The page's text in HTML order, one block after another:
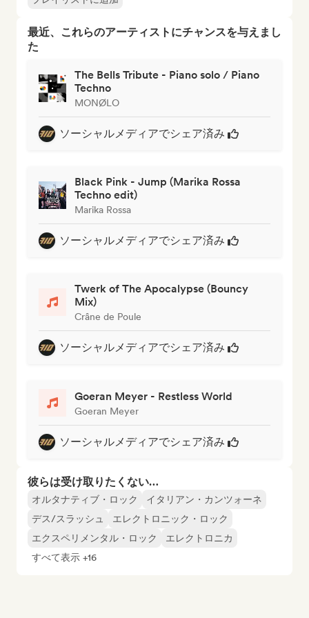
最近、これらのアーティストにチャンスを与えまし
た
The Bells Tribute - Piano solo / Piano
Techno
MONØLO
ソーシャルメディアでシェア済み
Black Pink - Jump (Marika Rossa
Techno edit)
Marika Rossa
ソーシャルメディアでシェア済み
Twerk of The Apocalypse (Bouncy
Mix)
Crâne de Poule
ソーシャルメディアでシェア済み
Goeran Meyer - Restless World
Goeran Meyer
ソーシャルメディアでシェア済み
彼らは受け取りたくない…
オルタナティブ・ロック
イタリアン・カンツォーネ
デス/スラッシュ
エレクトロニック・ロック
エクスペリメンタル・ロック
エレクトロニカ
すべて表示 +16